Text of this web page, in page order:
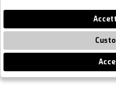
2026 BigBag - P.iva :
🍪